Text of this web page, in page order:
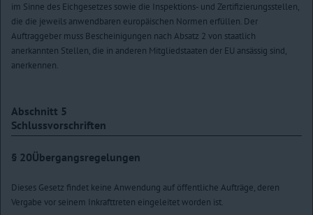
im Sinne des Eichgesetzes sowie die Inspektions- und Zertifizierungsstellen,
die die jeweils anwendbaren europäischen Normen erfüllen. Der
Auftraggeber muss Bescheinigungen nach Absatz 2 von staatlich
anerkannten Stellen, die in anderen Mitgliedstaaten der EU ansässig sind,
anerkennen.
Abschnitt 5
Schlussvorschriften
§ 20Übergangsregelungen
Dieses Gesetz findet keine Anwendung auf öffentliche Aufträge, deren
Vergabe vor seinem Inkrafttreten eingeleitet worden ist.